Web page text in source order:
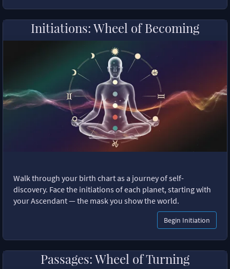
Initiations: Wheel of Becoming
Walk through your birth chart as a journey of self-
discovery. Face the initiations of each planet, starting with
your Ascendant — the mask you show the world.
Begin Initiation
Passages: Wheel of Turning